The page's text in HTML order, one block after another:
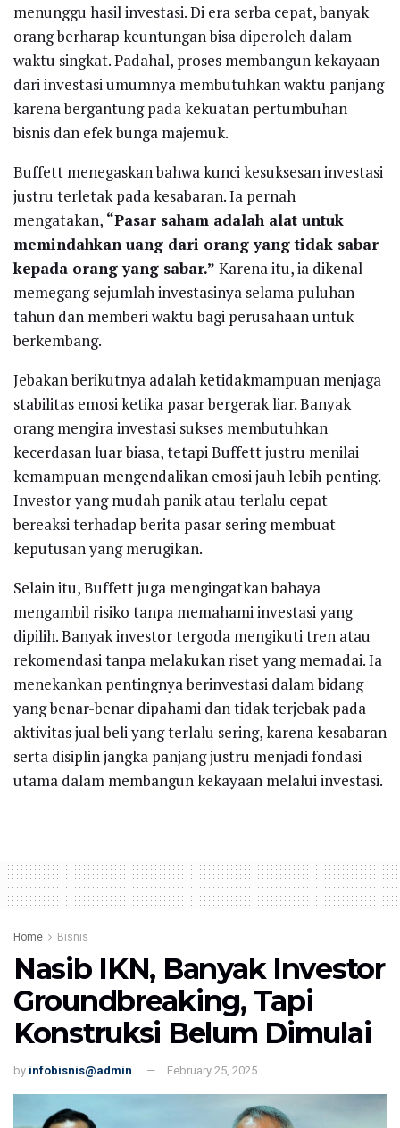
menunggu hasil investasi. Di era serba cepat, banyak
orang berharap keuntungan bisa diperoleh dalam
waktu singkat. Padahal, proses membangun kekayaan
dari investasi umumnya membutuhkan waktu panjang
karena bergantung pada kekuatan pertumbuhan
bisnis dan efek bunga majemuk.
Buffett menegaskan bahwa kunci kesuksesan investasi
justru terletak pada kesabaran. Ia pernah
mengatakan, “Pasar saham adalah alat untuk
memindahkan uang dari orang yang tidak sabar
kepada orang yang sabar.” Karena itu, ia dikenal
memegang sejumlah investasinya selama puluhan
tahun dan memberi waktu bagi perusahaan untuk
berkembang.
Jebakan berikutnya adalah ketidakmampuan menjaga
stabilitas emosi ketika pasar bergerak liar. Banyak
orang mengira investasi sukses membutuhkan
kecerdasan luar biasa, tetapi Buffett justru menilai
kemampuan mengendalikan emosi jauh lebih penting.
Investor yang mudah panik atau terlalu cepat
bereaksi terhadap berita pasar sering membuat
keputusan yang merugikan.
Selain itu, Buffett juga mengingatkan bahaya
mengambil risiko tanpa memahami investasi yang
dipilih. Banyak investor tergoda mengikuti tren atau
rekomendasi tanpa melakukan riset yang memadai. Ia
menekankan pentingnya berinvestasi dalam bidang
yang benar-benar dipahami dan tidak terjebak pada
aktivitas jual beli yang terlalu sering, karena kesabaran
serta disiplin jangka panjang justru menjadi fondasi
utama dalam membangun kekayaan melalui investasi.
Home Bisnis
Nasib IKN, Banyak Investor
Groundbreaking, Tapi
Konstruksi Belum Dimulai
by infobisnis@admin February 25, 2025